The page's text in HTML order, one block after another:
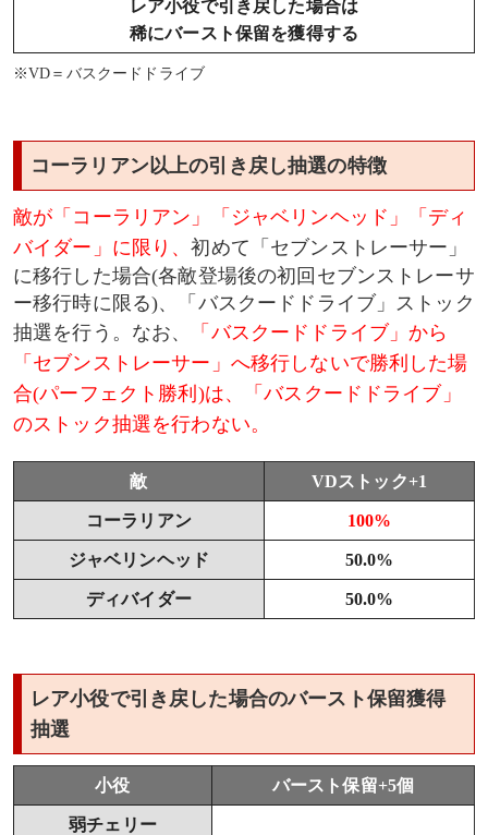
レア小役で引き戻した場合は
稀にバースト保留を獲得する
※VD＝バスクードドライブ
コーラリアン以上の引き戻し抽選の特徴
敵が「コーラリアン」「ジャベリンヘッド」「ディ
バイダー」に限り、初めて「セブンストレーサー」
に移行した場合(各敵登場後の初回セブンストレーサ
ー移行時に限る)、「バスクードドライブ」ストック
抽選を行う。なお、
「バスクードドライブ」から
「セブンストレーサー」へ移行しないで勝利した場
合(パーフェクト勝利)は、「バスクードドライブ」
のストック抽選を行わない。
敵 VDストック+1
コーラリアン 100%
ジャベリンヘッド 50.0%
ディバイダー 50.0%
レア小役で引き戻した場合のバースト保留獲得
抽選
小役 バースト保留+5個
弱チェリー